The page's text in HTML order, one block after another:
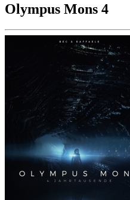
Olympus Mons 4